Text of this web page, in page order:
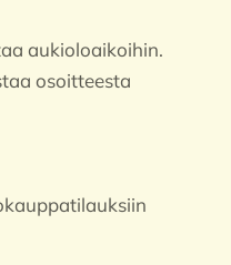
aukioloaikoihin.
osoitteesta